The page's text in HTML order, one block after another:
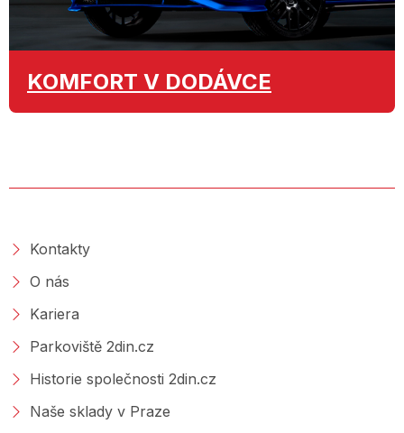
KOMFORT V DODÁVCE
Kontakty
O nás
Kariera
Parkoviště 2din.cz
Historie společnosti 2din.cz
Naše sklady v Praze